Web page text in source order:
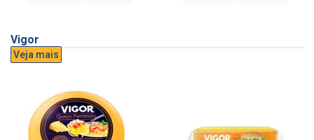
Vigor
Veja mais